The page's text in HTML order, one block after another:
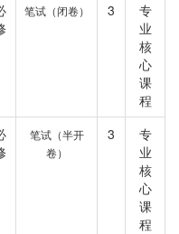
笔试（闭卷） 3
专
业
核
心
课
程
笔试（半开
卷）
3
专
业
核
心
课
程